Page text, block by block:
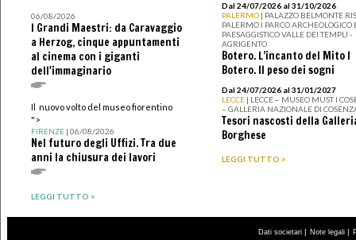
06/08/2026
I Grandi Maestri: da Caravaggio
a Herzog, cinque appuntamenti
al cinema con i giganti
dell'immaginario
Il nuovo volto del museo fiorentino
">
FIRENZE| 06/08/2026
Nel futuro degli Uffizi. Tra due
anni la chiusura dei lavori
LEGGI TUTTO >
Dal 24/07/2026 al 31/10/2026
PALERMO | PALAZZO BELMONTE
PALERMO I PARCO ARCHEOLOGICO
PAESAGGISTICO VALLE DEI TEMPLI -
AGRIGENTO
Botero. L’incanto del Mito I
Botero. Il peso dei sogni
Dal 24/07/2026 al 31/01/2027
LECCE | LECCE – MUSEO MUST I
– GALLERIA NAZIONALE DI
Tesori nascosti della
Borghese
LEGGI TUTTO >
Dati societari | Note legali |